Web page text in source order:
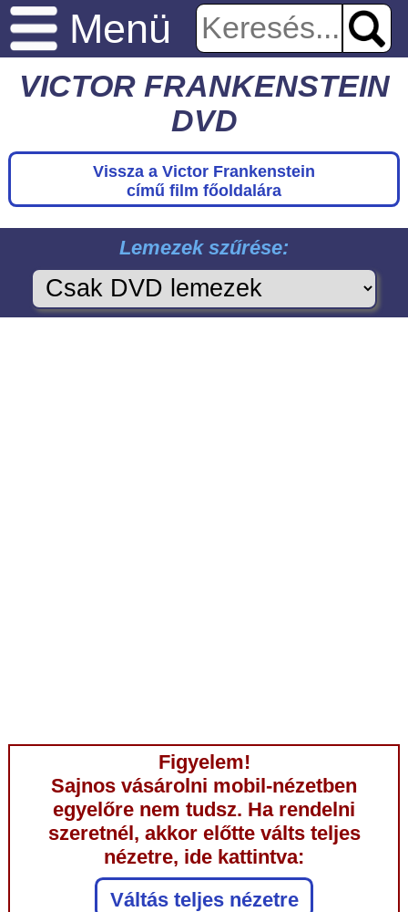
Menü
VICTOR FRANKENSTEIN
DVD
Vissza a Victor Frankenstein
című film főoldalára
Lemezek szűrése:
Figyelem!
Sajnos vásárolni mobil-nézetben
egyelőre nem tudsz. Ha rendelni
szeretnél, akkor előtte válts teljes
nézetre, ide kattintva:
Váltás teljes nézetre